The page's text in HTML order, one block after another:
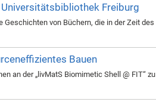
Freiburg
von Büchern, die in der Zeit des
Bauen
an der „livMatS Biomimetic Shell @ FIT“